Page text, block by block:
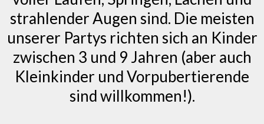
strahlender Augen sind. Die meisten
unserer Partys richten sich an Kinder
zwischen 3 und 9 Jahren (aber auch
Kleinkinder und Vorpubertierende
sind willkommen!).